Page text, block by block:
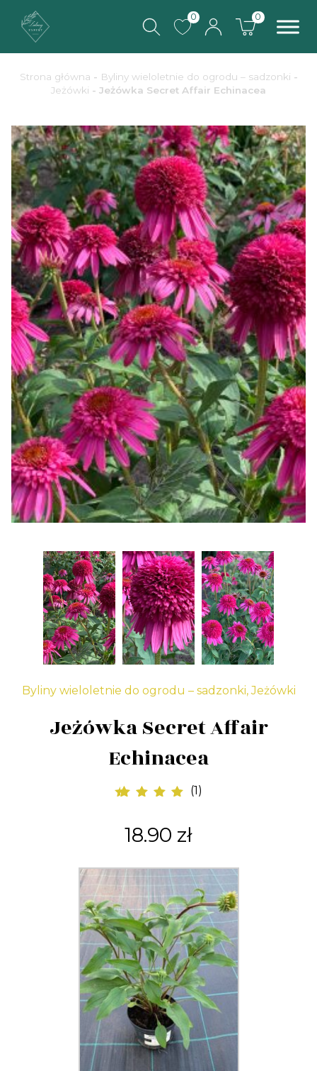
0 0
Strona główna - Byliny wieloletnie do ogrodu – sadzonki -
Jeżówki - Jeżówka Secret Affair Echinacea
Byliny wieloletnie do ogrodu – sadzonki,Jeżówki
Jeżówka Secret Affair
Echinacea
podstawie
oceny klienta
(1 )
18.90 zł